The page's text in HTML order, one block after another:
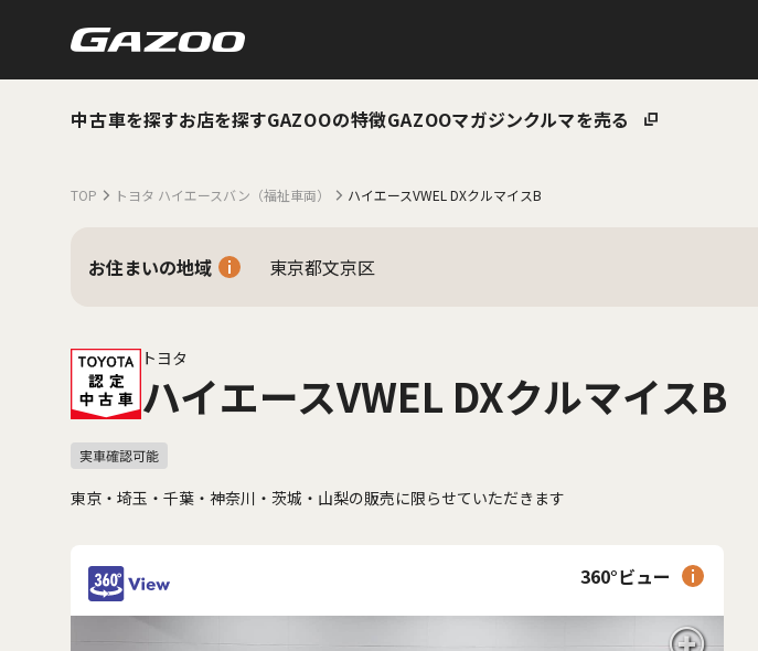
中古車を探すお店を探すGAZOOの特徴GAZOOマガジンクルマを売る
TOP トヨタ ハイエースバン（福祉車両） ハイエースVWEL DXクルマイスB
お住まいの地域 東京都文京区
トヨタ
ハイエースVWEL DXクルマイスB
東京・埼玉・千葉・神奈川・茨城・山梨の販売に限らせていただきます
360°ビュー